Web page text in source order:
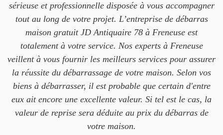
sérieuse et professionnelle disposée à vous accompagner
tout au long de votre projet. L’entreprise de débarras
maison gratuit JD Antiquaire 78 à Freneuse est
totalement à votre service. Nos experts à Freneuse
veillent à vous fournir les meilleurs services pour assurer
la réussite du débarrassage de votre maison. Selon vos
biens à débarrasser, il est probable que certain d'entre
eux ait encore une excellente valeur. Si tel est le cas, la
valeur de reprise sera déduite au prix du débarras de
votre maison.